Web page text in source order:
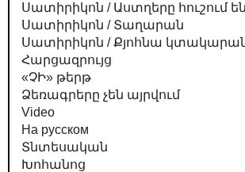
Սատիրիկոն / Աստղերը հուշում են
Սատիրիկոն / Տաղարան
Սատիրիկոն / Քյոհնա
Հարցազրույց
«ՉԻ» թերթ
Ձեռագրերը չեն այրվում
Video
На русском
Տնտեսական
Խոհանոց